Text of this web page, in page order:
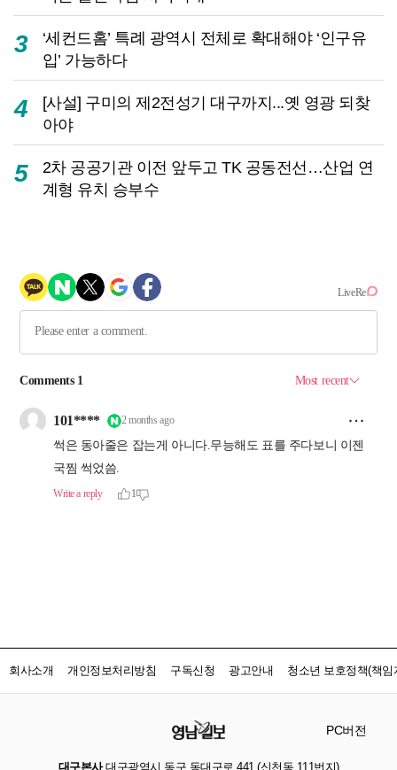
3
‘세컨드홈’ 특례 광역시 전체로 확대해야 ‘인구유
입’ 가능하다
4
[사설] 구미의 제2전성기 대구까지...옛 영광 되찾
아야
5
2차 공공기관 이전 앞두고 TK 공동전선…산업 연
계형 유치 승부수
회사소개 개인정보처리방침 구독신청 광고안내 청소년 보호정책(책임
PC버전
대구본사대구광역시 동구 동대구로 441 (신천동 111번지)